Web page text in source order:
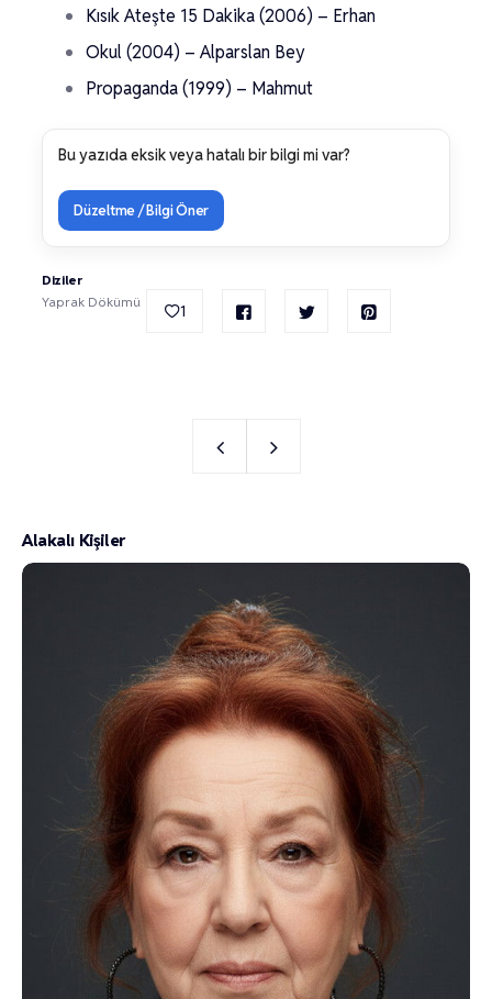
Kısık Ateşte 15 Dakika (2006) – Erhan
Okul (2004) – Alparslan Bey
Propaganda (1999) – Mahmut
Bu yazıda eksik veya hatalı bir bilgi mi var?
Düzeltme / Bilgi Öner
Diziler
Yaprak Dökümü
1
Alakalı Kişiler